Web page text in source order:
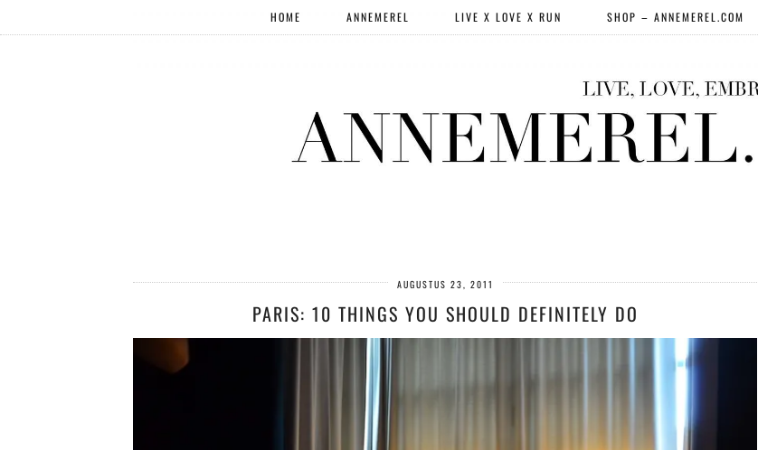
HOME ANNEMEREL LIVE X LOVE X RUN SHOP – ANNEMEREL.COM
AUGUSTUS 23, 2011
PARIS: 10 THINGS YOU SHOULD DEFINITELY DO